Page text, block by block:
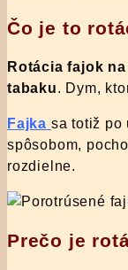
Čo je to
Rotácia fajok
tabaku. Dym,
Fajka sa totiž po
spôsobom,
rozdielne.
Prečo je